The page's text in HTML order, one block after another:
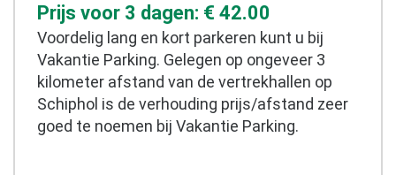
Prijs voor 3 dagen: € 42.00
Voordelig lang en kort parkeren kunt u bij
Vakantie Parking. Gelegen op ongeveer 3
kilometer afstand van de vertrekhallen op
Schiphol is de verhouding prijs/afstand zeer
goed te noemen bij Vakantie Parking.